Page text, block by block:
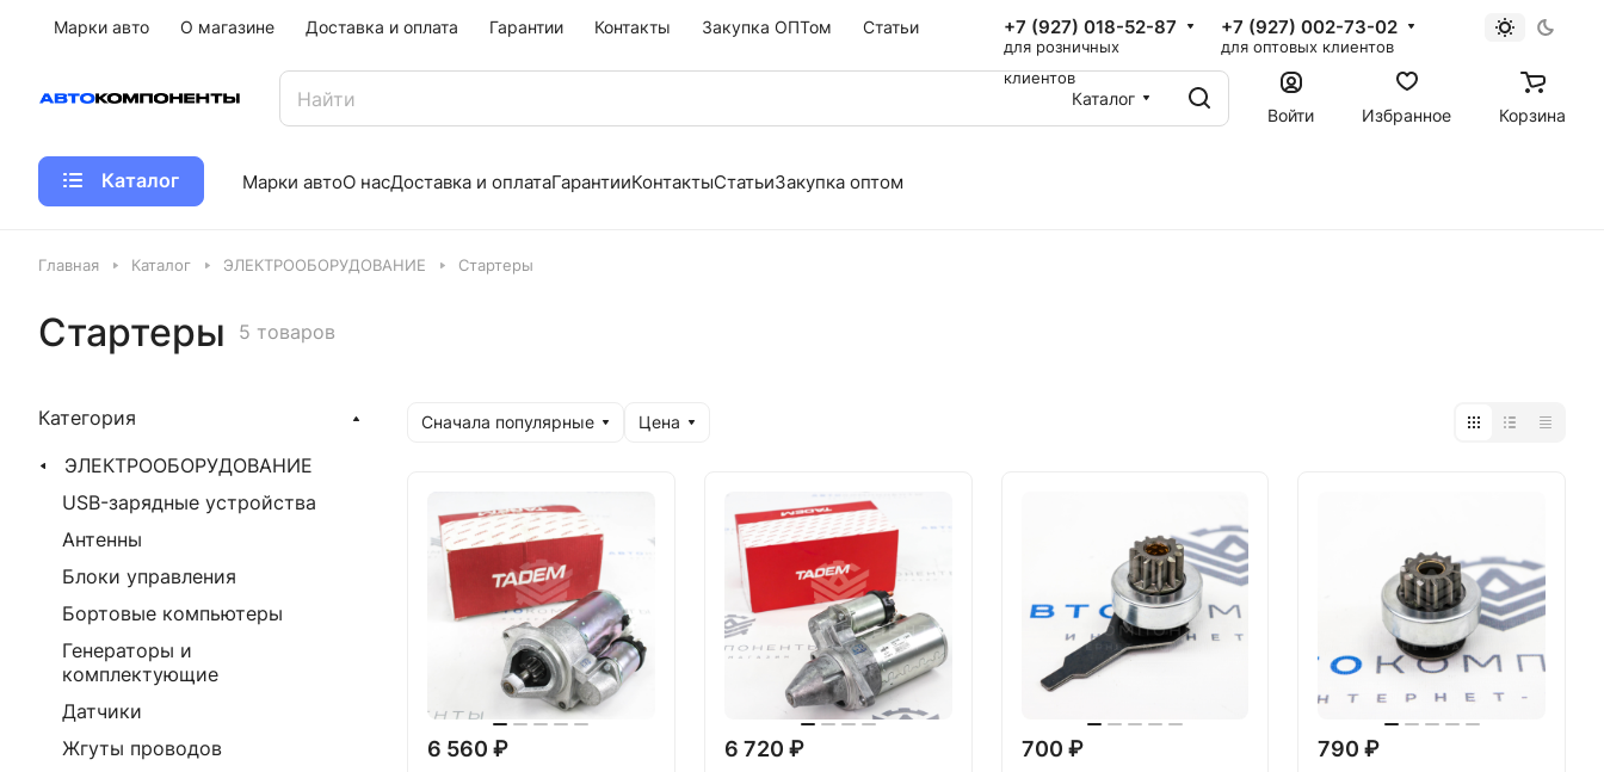
Марки авто О магазине Доставка и оплата Гарантии Контакты Закупка ОПТом Статьи +7 (927) 018-52-87
для розничных
клиентов
+7 (927) 002-73-02
для оптовых клиентов
Каталог
Войти
Избранное Корзина
Каталог Марки автоО насДоставка и оплатаГарантииКонтактыСтатьиЗакупка оптом
Главная Каталог ЭЛЕКТРООБОРУДОВАНИЕ Стартеры
Стартеры 5 товаров
Сначала популярные Цена
6 560 ₽ 6 720 ₽ 700 ₽ 790 ₽
Категория
ЭЛЕКТРООБОРУДОВАНИЕ
USB-зарядные устройства
Антенны
Блоки управления
Бортовые компьютеры
Генераторы и
комплектующие
Датчики
Жгуты проводов